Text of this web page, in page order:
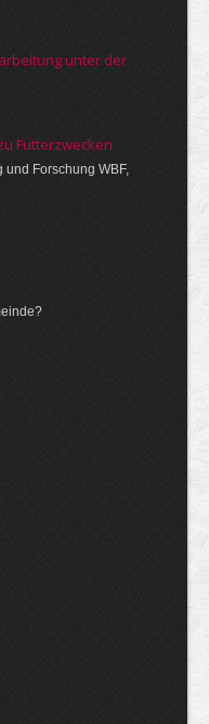
unter der
Futterzwecken
Forschung WBF,